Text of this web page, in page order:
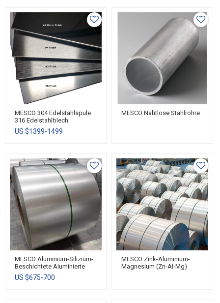
MESCO 304 Edelstahlspule
316 Edelstahlblech
US $1399-1499
MESCO Nahtlose Stahlrohre
MESCO Aluminium-Silizium-
Beschichtete Aluminierte
Stahlspule/-Blech
US $675-700
MESCO Zink-Aluminium-
Magnesium (Zn-Al-Mg)